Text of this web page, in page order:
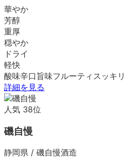
華やか
芳醇
重厚
穏やか
ドライ
軽快
酸味辛口 旨味フルーティ スッキリ
詳細を見る
人気 38位
磯自慢
静岡県 / 磯自慢酒造